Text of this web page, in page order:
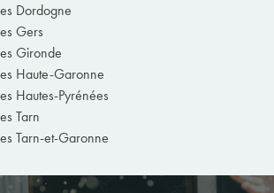
Dordogne
Gers
Gironde
Haute-Garonne
Hautes-Pyrénées
Tarn
Tarn-et-Garonne